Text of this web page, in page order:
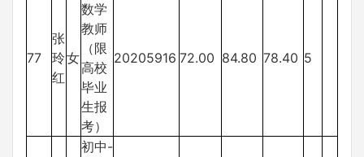
77
张
玲
红
女
数学
教师
（限
高校
毕业
生报
考）
20205916 72.00 84.80 78.40 5
初中-